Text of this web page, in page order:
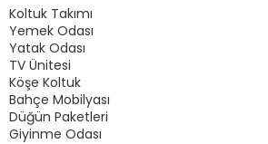
Koltuk Takımı
Yemek Odası
Yatak Odası
TV Ünitesi
Köşe Koltuk
Bahçe Mobilyası
Düğün Paketleri
Giyinme Odası